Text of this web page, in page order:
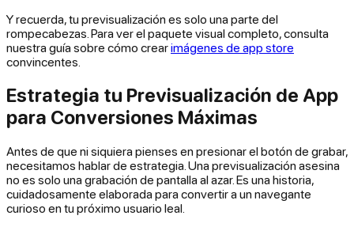
Y recuerda, tu previsualización es solo una parte del
rompecabezas. Para ver el paquete visual completo, consulta
nuestra guía sobre cómo crearimágenes de app store
convincentes.
Estrategia tu Previsualización de App
para Conversiones Máximas
Antes de que ni siquiera pienses en presionar el botón de grabar,
necesitamos hablar de estrategia. Una previsualización asesina
no es solo una grabación de pantalla al azar. Es una historia,
cuidadosamente elaborada para convertir a un navegante
curioso en tu próximo usuario leal.